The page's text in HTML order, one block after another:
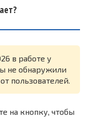
в работе у
не обнаружили
пользователей.
на кнопку, чтобы